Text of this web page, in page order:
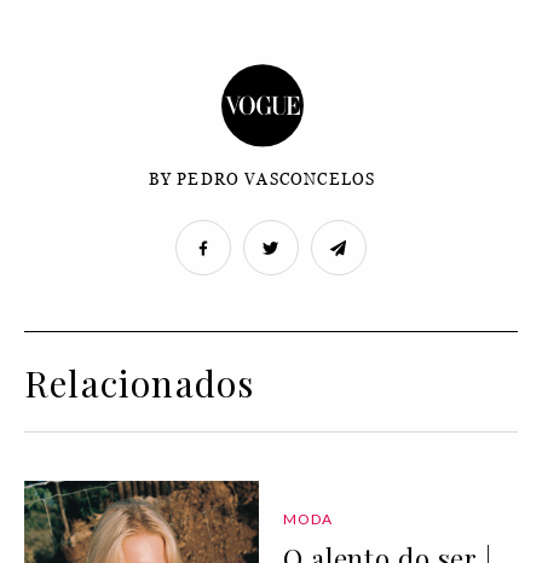
BY PEDRO VASCONCELOS
Relacionados
MODA